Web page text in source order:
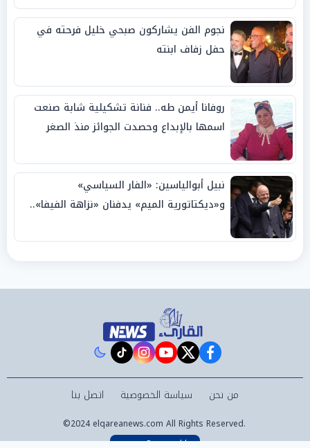
نجوم الفن يشاركون صبحي خليل فرحته في
حفل زفاف ابنته
روفانا أيمن طه.. فنانة تشكيلية شابة صنعت
اسمها بالإبداع وحصدت الجوائز منذ الصغر
نبيل أبوالياسين: «الفار السياسي»
و«ديكتاتورية الميم» يدفنان «نزاهة الفيفا»..
facebook
twitter
youtube
instagram
tiktok
من نحن سياسة الخصوصية اتصل بنا
©2024 elqareanews.com All Rights Reserved.
Powered by